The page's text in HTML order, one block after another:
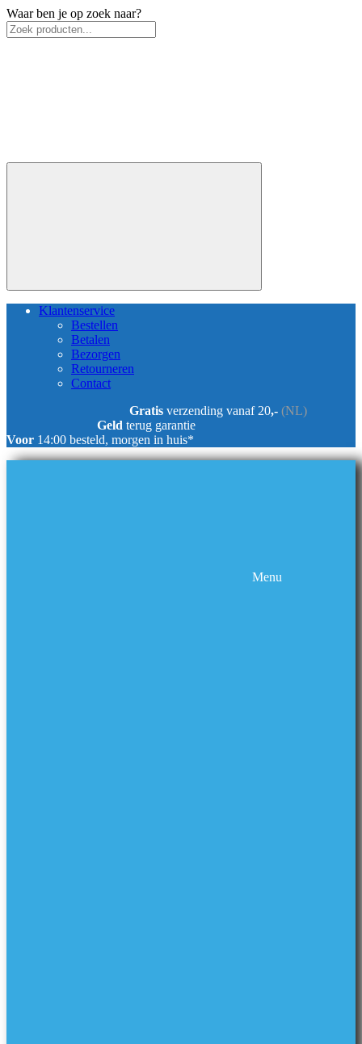
Waar ben je op zoek naar?
Klantenservice
Bestellen
Betalen
Bezorgen
Retourneren
Contact
Gratis verzending vanaf 20,- (NL)
Geld terug garantie
Voor 14:00 besteld, morgen in huis*
Menu